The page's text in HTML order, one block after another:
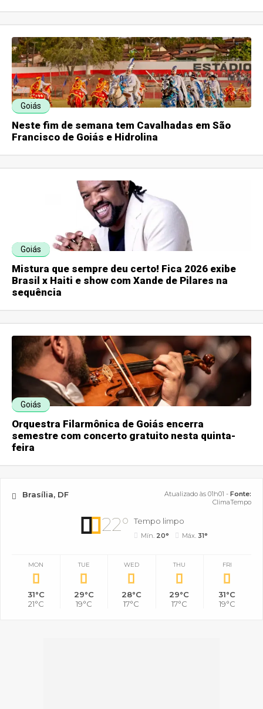
Goiás
Neste fim de semana tem Cavalhadas em São
Francisco de Goiás e Hidrolina
Goiás
Mistura que sempre deu certo! Fica 2026 exibe
Brasil x Haiti e show com Xande de Pilares na
sequência
Goiás
Orquestra Filarmônica de Goiás encerra
semestre com concerto gratuito nesta quinta-
feira
Brasília, DF Atualizado às 01h01 - Fonte:
ClimaTempo
22° Tempo limpo
Mín. 20° Máx. 31°
MON
31°C
21°C
TUE
29°C
19°C
WED
28°C
17°C
THU
29°C
17°C
FRI
31°C
19°C